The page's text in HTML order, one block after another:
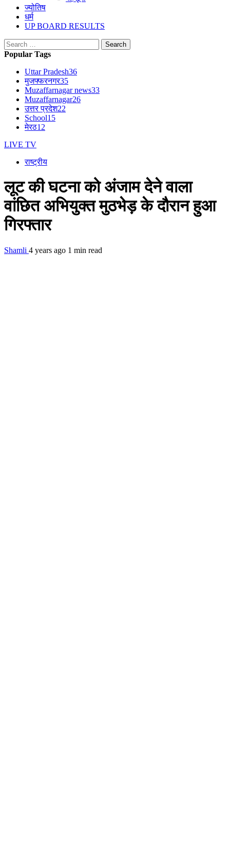
ज्योतिष
धर्म
UP BOARD RESULTS
Search
for:
Popular Tags
Uttar Pradesh36
मुजफ्फरनगर35
Muzaffarnagar news33
Muzaffarnagar26
उत्तर प्रदेश22
School15
मेरठ12
LIVE TV
राष्ट्रीय
लूट की घटना को अंजाम देने वाला
वांछित अभियुक्त मुठभेड़ के दौरान हुआ
गिरफ्तार
Shamli 4 years ago 1 min read